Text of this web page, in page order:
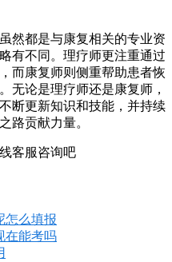
然都是与康复相关的专业资
有不同。理疗师更注重通过
而康复师则侧重帮助患者恢
无论是理疗师还是康复师，
断更新知识和技能，并持续
路贡献力量。
客服咨询吧
怎么填报
在能考吗